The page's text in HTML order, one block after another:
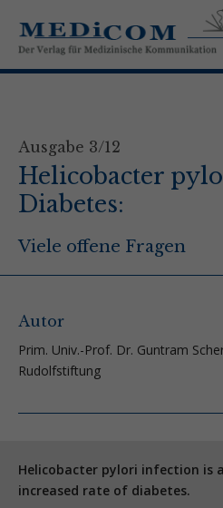
Ausgabe 3/12
Helicobacter
Diabetes:
Viele offene Fragen
Autor
Prim. Univ.-Prof. Dr. Guntram
Rudolfstiftung
Helicobacter pylori infection is
increased rate of diabetes.